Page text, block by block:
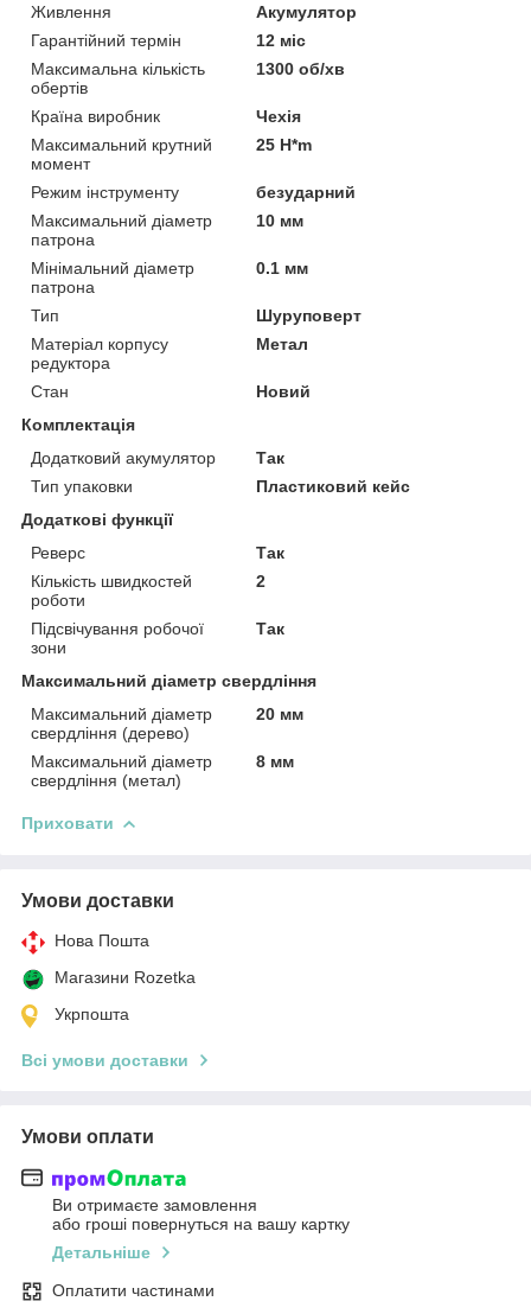
Живлення
Акумулятор
Гарантійний термін
12 міс
Максимальна кількість
обертів
1300 об/хв
Країна виробник
Чехія
Максимальний крутний
момент
25 H*m
Режим інструменту
безударний
Максимальний діаметр
патрона
10 мм
Мінімальний діаметр
патрона
0.1 мм
Тип
Шуруповерт
Матеріал корпусу
редуктора
Метал
Стан
Новий
Комплектація
Додатковий акумулятор
Так
Тип упаковки
Пластиковий кейс
Додаткові функції
Реверс
Так
Кількість швидкостей
роботи
2
Підсвічування робочої
зони
Так
Максимальний діаметр свердління
Максимальний діаметр
свердління (дерево)
20 мм
Максимальний діаметр
свердління (метал)
8 мм
Приховати
Умови доставки
Нова Пошта
Магазини Rozetka
Укрпошта
Всі умови доставки
Умови оплати
Ви отримаєте замовлення
або гроші повернуться на вашу картку
Детальніше
Оплатити частинами